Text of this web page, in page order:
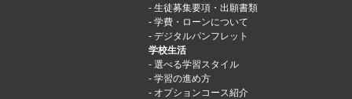
生徒募集要項・出願書類
学費・ローンについて
デジタルパンフレット
学校生活
選べる学習スタイル
学習の進め方
オプションコース紹介